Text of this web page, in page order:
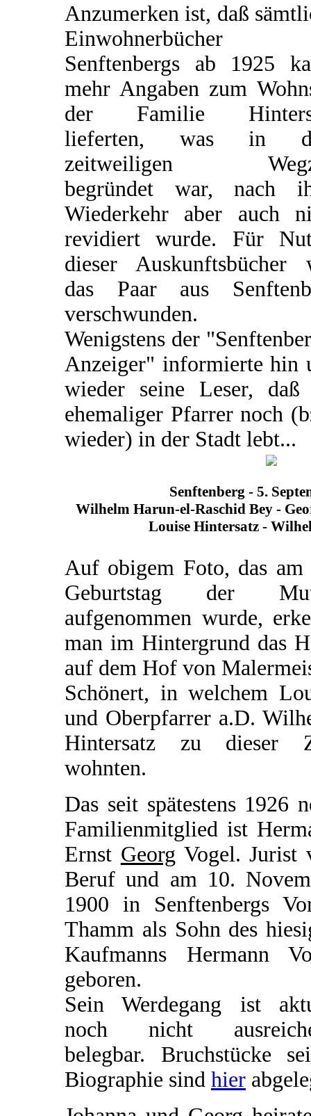
Anzumerken ist, daß
Einwohnerbücher
Senftenbergs ab 1925
mehr Angaben zum
der Familie
lieferten, was in
zeitweiligen
begründet war, nach
Wiederkehr aber auch
revidiert wurde. Für
dieser Auskunftsbücher
das Paar aus
verschwunden.
Wenigstens der
Anzeiger" informierte hin
wieder seine Leser,
ehemaliger Pfarrer noch
wieder) in der Stadt lebt...
Senftenberg - 5.
Wilhelm Harun-el-Raschid Bey -
Louise Hintersatz -
Auf obigem Foto, das am
Geburtstag der
aufgenommen wurde,
man im Hintergrund das
auf dem Hof von
Schönert, in welchem
und Oberpfarrer a.D.
Hintersatz zu dieser
wohnten.
Das seit spätestens 1926
Familienmitglied ist
Ernst Georg Vogel. Jurist
Beruf und am 10.
1900 in Senftenbergs
Thamm als Sohn des
Kaufmanns Hermann
geboren.
Sein Werdegang ist
noch nicht
belegbar. Bruchstücke
Biographie sind hier